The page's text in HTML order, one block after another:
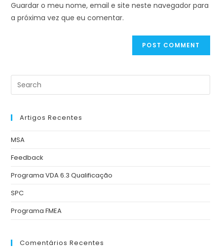
Guardar o meu nome, email e site neste navegador para
a próxima vez que eu comentar.
Artigos Recentes
MSA
Feedback
Programa VDA 6.3 Qualificação
SPC
Programa FMEA
Comentários Recentes